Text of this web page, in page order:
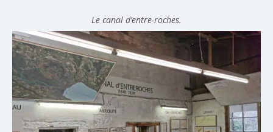
Le canal d’entre-roches.